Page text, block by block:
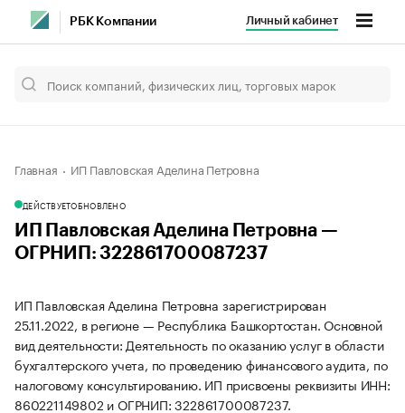
РБК Компании Личный кабинет
Главная ИП Павловская Аделина Петровна
ДЕЙСТВУЕТОБНОВЛЕНО
ИП Павловская Аделина Петровна —
ОГРНИП: 322861700087237
ИП Павловская Аделина Петровна зарегистрирован
25.11.2022, в регионе — Республика Башкортостан. Основной
вид деятельности: Деятельность по оказанию услуг в области
бухгалтерского учета, по проведению финансового аудита, по
налоговому консультированию. ИП присвоены реквизиты ИНН:
860221149802 и ОГРНИП: 322861700087237.